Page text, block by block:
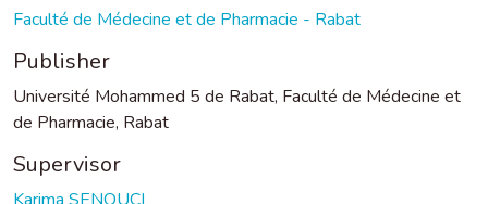
Faculté de Médecine et de Pharmacie - Rabat
Publisher
Université Mohammed 5 de Rabat, Faculté de Médecine et
de Pharmacie, Rabat
Supervisor